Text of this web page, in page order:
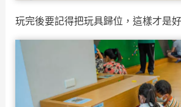
玩完後要記得把玩具歸位，這樣才是